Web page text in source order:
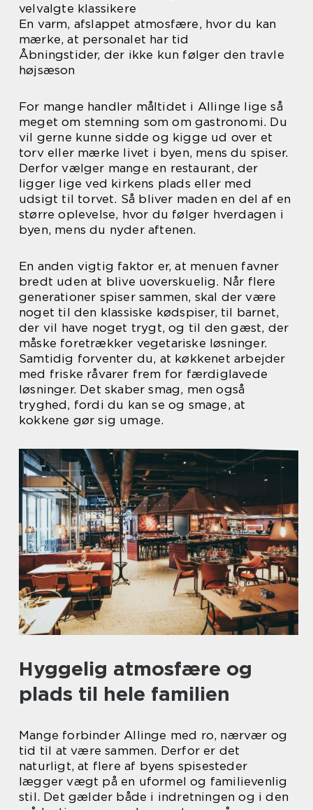
velvalgte klassikere
En varm, afslappet atmosfære, hvor du kan
mærke, at personalet har tid
Åbningstider, der ikke kun følger den travle
højsæson
For mange handler måltidet i Allinge lige så
meget om stemning som om gastronomi. Du
vil gerne kunne sidde og kigge ud over et
torv eller mærke livet i byen, mens du spiser.
Derfor vælger mange en restaurant, der
ligger lige ved kirkens plads eller med
udsigt til torvet. Så bliver maden en del af en
større oplevelse, hvor du følger hverdagen i
byen, mens du nyder aftenen.
En anden vigtig faktor er, at menuen favner
bredt uden at blive uoverskuelig. Når flere
generationer spiser sammen, skal der være
noget til den klassiske kødspiser, til barnet,
der vil have noget trygt, og til den gæst, der
måske foretrækker vegetariske løsninger.
Samtidig forventer du, at køkkenet arbejder
med friske råvarer frem for færdiglavede
løsninger. Det skaber smag, men også
tryghed, fordi du kan se og smage, at
kokkene gør sig umage.
Hyggelig atmosfære og
plads til hele familien
Mange forbinder Allinge med ro, nærvær og
tid til at være sammen. Derfor er det
naturligt, at flere af byens spisesteder
lægger vægt på en uformel og familievenlig
stil. Det gælder både i indretningen og i den